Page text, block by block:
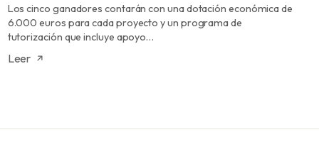
Los cinco ganadores contarán con una dotación económica de
6.000 euros para cada proyecto y un programa de
tutorización que incluye apoyo…
Leer